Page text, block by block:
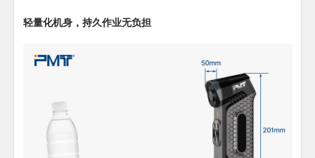
轻量化机身，持久作业无负担